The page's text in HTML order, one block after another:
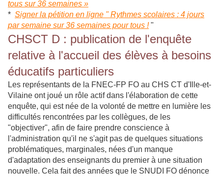
tous sur 36 semaines »
* Signer la pétition en ligne " Rythmes scolaires : 4 jours
par semaine sur 36 semaines pour tous !"
CHSCT D : publication de l'enquête
relative à l'accueil des élèves à besoins
éducatifs particuliers
Les représentants de la FNEC-FP FO au CHS CT d'Ille-et-
Vilaine ont joué un rôle actif dans l'élaboration de cette
enquête, qui est née de la volonté de mettre en lumière les
difficultés rencontrées par les collègues, de les
"objectiver", afin de faire prendre conscience à
l'administration qu'il ne s'agit pas de quelques situations
problématiques, marginales, nées d'un manque
d'adaptation des enseignants du premier à une situation
nouvelle. Cela fait des années que le SNUDI FO dénonce